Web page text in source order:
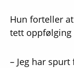
Hun forteller
tett
– Jeg har